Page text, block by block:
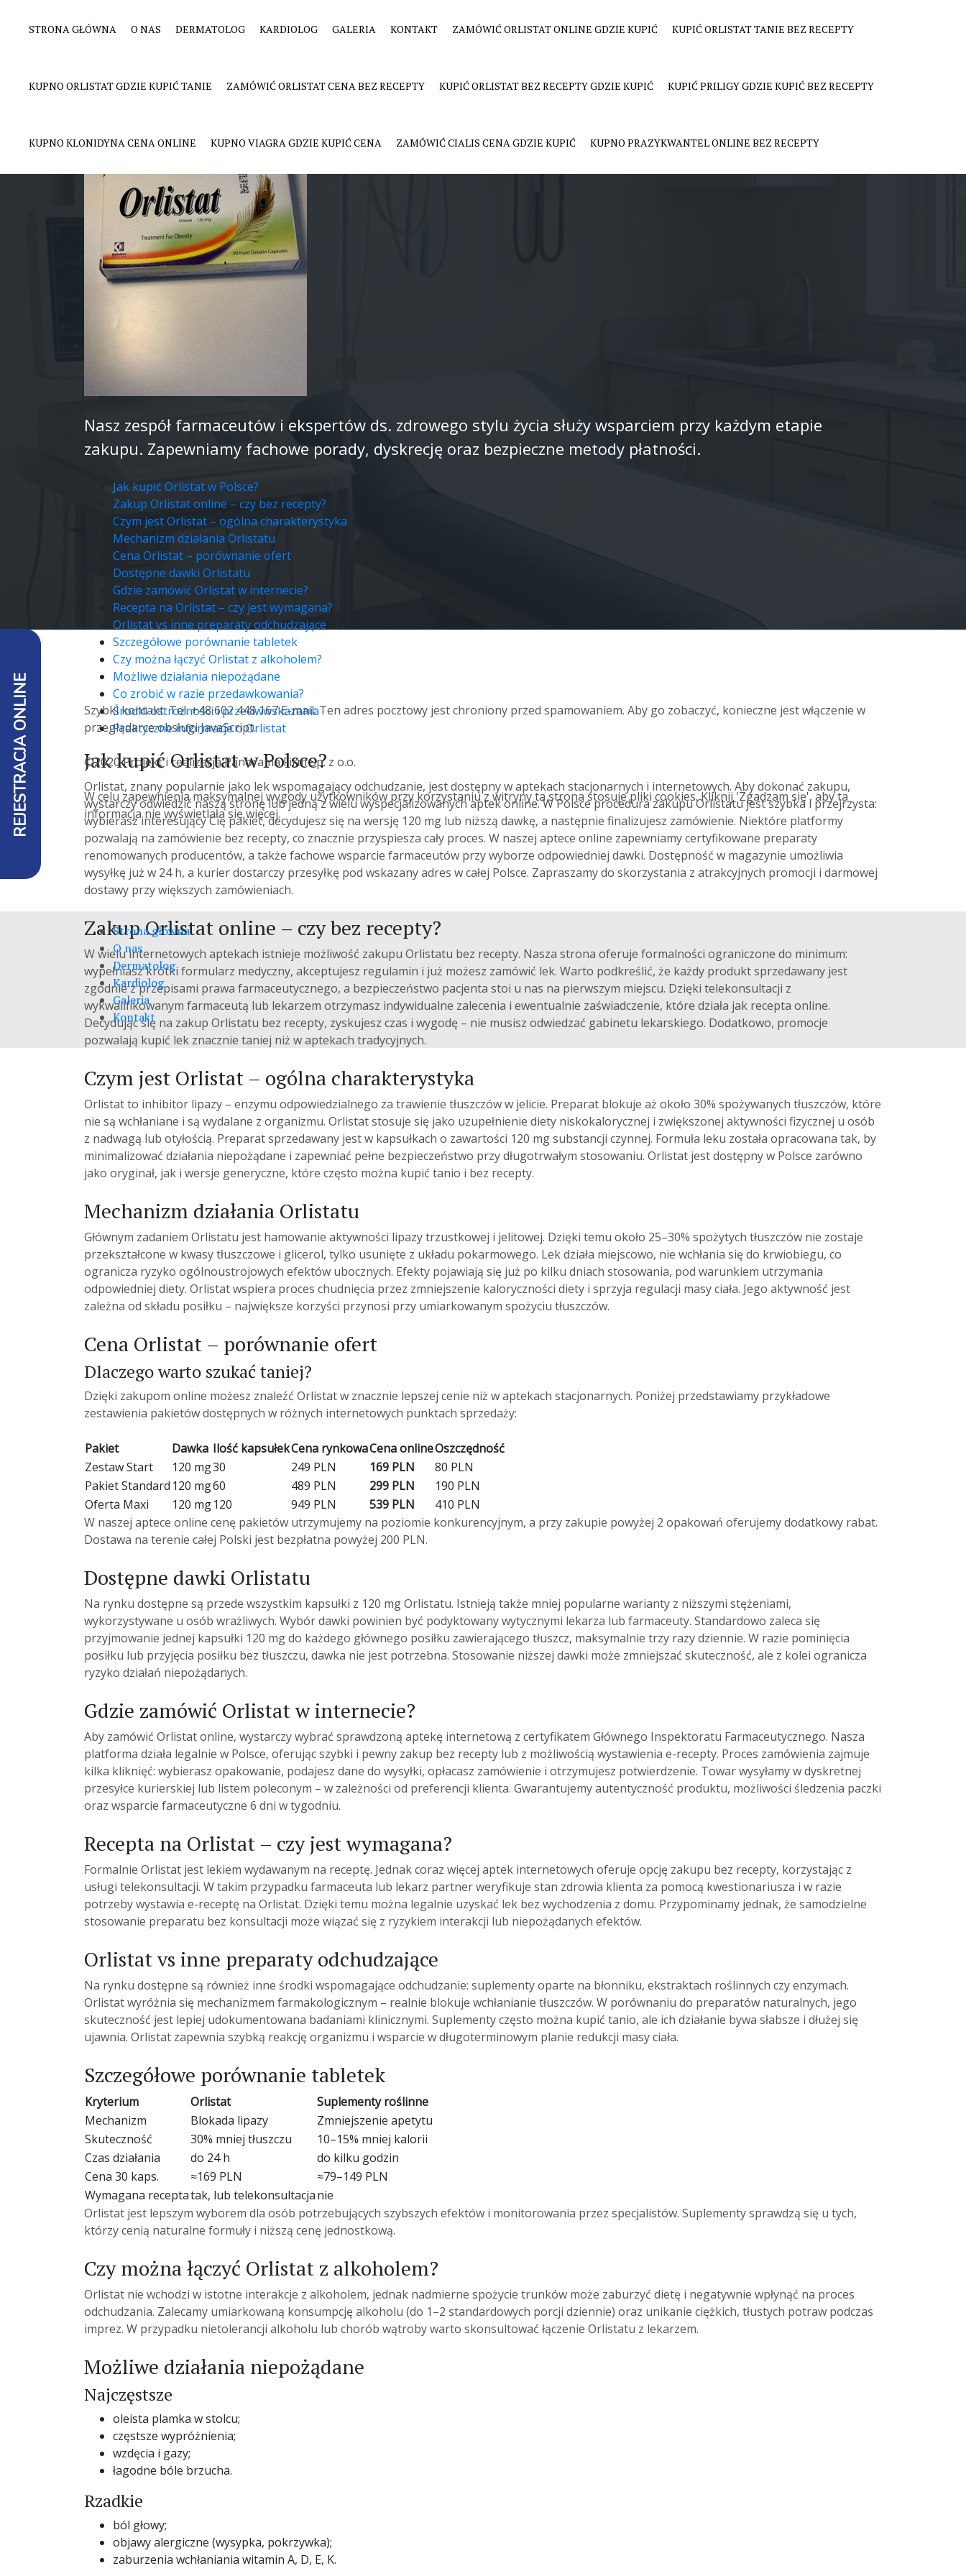
STRONA GŁÓWNA O NAS DERMATOLOG KARDIOLOG GALERIA KONTAKT ZAMÓWIĆ ORLISTAT ONLINE GDZIE KUPIĆ KUPIĆ ORLISTAT TANIE BEZ RECEPTY
KUPNO ORLISTAT GDZIE KUPIĆ TANIE ZAMÓWIĆ ORLISTAT CENA BEZ RECEPTY KUPIĆ ORLISTAT BEZ RECEPTY GDZIE KUPIĆ KUPIĆ PRILIGY GDZIE KUPIĆ BEZ RECEPTY
KUPNO KLONIDYNA CENA ONLINE KUPNO VIAGRA GDZIE KUPIĆ CENA ZAMÓWIĆ CIALIS CENA GDZIE KUPIĆ KUPNO PRAZYKWANTEL​ ONLINE BEZ RECEPTY
Kupić Orlistat tanie bez recepty
Nasz zespół farmaceutów i ekspertów ds. zdrowego stylu życia służy wsparciem przy każdym etapie
zakupu. Zapewniamy fachowe porady, dyskrecję oraz bezpieczne metody płatności.
Jak kupić Orlistat w Polsce?
Zakup Orlistat online – czy bez recepty?
Czym jest Orlistat – ogólna charakterystyka
Mechanizm działania Orlistatu
Cena Orlistat – porównanie ofert
Dostępne dawki Orlistatu
Gdzie zamówić Orlistat w internecie?
Recepta na Orlistat – czy jest wymagana?
Orlistat vs inne preparaty odchudzające
Szczegółowe porównanie tabletek
Czy można łączyć Orlistat z alkoholem?
Możliwe działania niepożądane
Co zrobić w razie przedawkowania?
Środki ostrożności i przeciwwskazania
Praktyczne informacje o Orlistat
Jak kupić Orlistat w Polsce?
Orlistat, znany popularnie jako lek wspomagający odchudzanie, jest dostępny w aptekach stacjonarnych i internetowych. Aby dokonać zakupu,
wystarczy odwiedzić naszą stronę lub jedną z wielu wyspecjalizowanych aptek online. W Polsce procedurazakupuOrlistatu jest szybka i przejrzysta:
wybierasz interesujący Cię pakiet, decydujesz się na wersję 120 mg lub niższą dawkę, a następnie finalizujesz zamówienie. Niektóre platformy
pozwalają na zamówienie bez recepty, co znacznie przyspiesza cały proces. W naszej aptece online zapewniamy certyfikowane preparaty
renomowanych producentów, a także fachowe wsparcie farmaceutów przy wyborze odpowiedniej dawki. Dostępność w magazynie umożliwia
wysyłkę już w 24 h, a kurier dostarczy przesyłkę pod wskazany adres w całej Polsce. Zapraszamy do skorzystania z atrakcyjnych promocji i darmowej
dostawy przy większych zamówieniach.
Zakup Orlistat online – czy bez recepty?
W wielu internetowych aptekach istnieje możliwość zakupu Orlistatu bez recepty. Nasza strona oferuje formalności ograniczone do minimum:
wypełniasz krótki formularz medyczny, akceptujesz regulamin i już możesz zamówić lek. Warto podkreślić, że każdy produkt sprzedawany jest
zgodnie z przepisami prawa farmaceutycznego, a bezpieczeństwo pacjenta stoi u nas na pierwszym miejscu. Dzięki telekonsultacji z
wykwalifikowanym farmaceutą lub lekarzem otrzymasz indywidualne zalecenia i ewentualnie zaświadczenie, które działa jak recepta online.
Decydując się na zakup Orlistatu bez recepty, zyskujesz czas i wygodę – nie musisz odwiedzać gabinetu lekarskiego. Dodatkowo, promocje
pozwalają kupić lek znacznie taniej niż w aptekach tradycyjnych.
Czym jest Orlistat – ogólna charakterystyka
Orlistat to inhibitor lipazy – enzymu odpowiedzialnego za trawienie tłuszczów w jelicie. Preparat blokuje aż około 30% spożywanych tłuszczów, które
nie są wchłaniane i są wydalane z organizmu. Orlistat stosuje się jako uzupełnienie diety niskokalorycznej i zwiększonej aktywności fizycznej u osób
z nadwagą lub otyłością. Preparat sprzedawany jest w kapsułkach o zawartości 120 mg substancji czynnej. Formuła leku została opracowana tak, by
minimalizować działania niepożądane i zapewniać pełne bezpieczeństwo przy długotrwałym stosowaniu. Orlistat jest dostępny w Polsce zarówno
jako oryginał, jak i wersje generyczne, które często można kupić tanio i bez recepty.
Mechanizm działania Orlistatu
Głównym zadaniem Orlistatu jest hamowanie aktywności lipazy trzustkowej i jelitowej. Dzięki temu około 25–30% spożytych tłuszczów nie zostaje
przekształcone w kwasy tłuszczowe i glicerol, tylko usunięte z układu pokarmowego. Lek działa miejscowo, nie wchłania się do krwiobiegu, co
ogranicza ryzyko ogólnoustrojowych efektów ubocznych. Efekty pojawiają się już po kilku dniach stosowania, pod warunkiem utrzymania
odpowiedniej diety. Orlistat wspiera proces chudnięcia przez zmniejszenie kaloryczności diety i sprzyja regulacji masy ciała. Jego aktywność jest
zależna od składu posiłku – największe korzyści przynosi przy umiarkowanym spożyciu tłuszczów.
Cena Orlistat – porównanie ofert
Dlaczego warto szukać taniej?
Dzięki zakupom online możesz znaleźć Orlistat w znacznie lepszej cenie niż w aptekach stacjonarnych. Poniżej przedstawiamy przykładowe
zestawienia pakietów dostępnych w różnych internetowych punktach sprzedaży:
Pakiet Dawka Ilość kapsułekCena rynkowaCena onlineOszczędność
Zestaw Start
120 mg30 249 PLN 169 PLN
80 PLN
Pakiet Standard 120 mg60 489 PLN 299 PLN
190 PLN
Oferta Maxi
120 mg120 949 PLN 539 PLN
410 PLN
W naszej aptece online cenę pakietów utrzymujemy na poziomie konkurencyjnym, a przy zakupie powyżej 2 opakowań oferujemy dodatkowy rabat.
Dostawa na terenie całej Polski jest bezpłatna powyżej 200 PLN.
Dostępne dawki Orlistatu
Na rynku dostępne są przede wszystkim kapsułki z 120 mg Orlistatu. Istnieją także mniej popularne warianty z niższymi stężeniami,
wykorzystywane u osób wrażliwych. Wybór dawki powinien być podyktowany wytycznymi lekarza lub farmaceuty. Standardowo zaleca się
przyjmowanie jednej kapsułki 120 mg do każdego głównego posiłku zawierającego tłuszcz, maksymalnie trzy razy dziennie. W razie pominięcia
posiłku lub przyjęcia posiłku bez tłuszczu, dawka nie jest potrzebna. Stosowanie niższej dawki może zmniejszać skuteczność, ale z kolei ogranicza
ryzyko działań niepożądanych.
Gdzie zamówić Orlistat w internecie?
Aby zamówić Orlistatonline, wystarczy wybrać sprawdzoną aptekę internetową z certyfikatem Głównego Inspektoratu Farmaceutycznego. Nasza
platforma działa legalnie w Polsce, oferując szybki i pewny zakup bez recepty lub z możliwością wystawienia e-recepty. Proces zamówienia zajmuje
kilka kliknięć: wybierasz opakowanie, podajesz dane do wysyłki, opłacasz zamówienie i otrzymujesz potwierdzenie. Towar wysyłamy w dyskretnej
przesyłce kurierskiej lub listem poleconym – w zależności od preferencji klienta. Gwarantujemy autentyczność produktu, możliwości śledzenia paczki
oraz wsparcie farmaceutyczne 6 dni w tygodniu.
Recepta na Orlistat – czy jest wymagana?
Formalnie Orlistat jest lekiem wydawanym na receptę. Jednak coraz więcej aptek internetowych oferuje opcję zakupu bez recepty, korzystając z
usługi telekonsultacji. W takim przypadku farmaceuta lub lekarz partner weryfikuje stan zdrowia klienta za pomocą kwestionariusza i w razie
potrzeby wystawia e-receptę na Orlistat. Dzięki temu można legalnie uzyskać lek bez wychodzenia z domu. Przypominamy jednak, że samodzielne
stosowanie preparatu bez konsultacji może wiązać się z ryzykiem interakcji lub niepożądanych efektów.
Orlistat vs inne preparaty odchudzające
Na rynku dostępne są również inne środki wspomagające odchudzanie: suplementy oparte na błonniku, ekstraktach roślinnych czy enzymach.
Orlistat wyróżnia się mechanizmem farmakologicznym – realnie blokuje wchłanianie tłuszczów. W porównaniu do preparatów naturalnych, jego
skuteczność jest lepiej udokumentowana badaniami klinicznymi. Suplementy często można kupić tanio, ale ich działanie bywa słabsze i dłużej się
ujawnia. Orlistat zapewnia szybką reakcję organizmu i wsparcie w długoterminowym planie redukcji masy ciała.
Szczegółowe porównanie tabletek
Kryterium Orlistat
Suplementy roślinne
Mechanizm
Blokada lipazy
Zmniejszenie apetytu
Skuteczność
30% mniej tłuszczu
10–15% mniej kalorii
Czas działania
do 24 h
do kilku godzin
Cena 30 kaps.
≈169 PLN
≈79–149 PLN
Wymagana receptatak, lub telekonsultacjanie
Orlistat jest lepszym wyborem dla osób potrzebujących szybszych efektów i monitorowania przez specjalistów. Suplementy sprawdzą się u tych,
którzy cenią naturalne formuły i niższą cenę jednostkową.
Czy można łączyć Orlistat z alkoholem?
Orlistat nie wchodzi w istotne interakcje z alkoholem, jednak nadmierne spożycie trunków może zaburzyć dietę i negatywnie wpłynąć na proces
odchudzania. Zalecamy umiarkowaną konsumpcję alkoholu (do 1–2 standardowych porcji dziennie) oraz unikanie ciężkich, tłustych potraw podczas
imprez. W przypadku nietolerancji alkoholu lub chorób wątroby warto skonsultować łączenie Orlistatu z lekarzem.
Możliwe działania niepożądane
Najczęstsze
oleista plamka w stolcu;
częstsze wypróżnienia;
wzdęcia i gazy;
łagodne bóle brzucha.
Rzadkie
ból głowy;
objawy alergiczne (wysypka, pokrzywka);
zaburzenia wchłaniania witamin A, D, E, K.
Szybki kontakt: Tel. +48 602 448 167 E-mail: Ten adres pocztowy jest chroniony przed spamowaniem. Aby go zobaczyć, konieczne jest włączenie w
przeglądarce obsługi JavaScript.
©2020 Projekt i realizacja Panorama Firm Sp. z o.o.
W celu zapewnienia maksymalnej wygody użytkowników przy korzystaniu z witryny ta strona stosuje pliki cookies. Kliknij 'Zgadzam się', aby ta
informacja nie wyświetlała się więcej.
Strona główna
O nas
Dermatolog
Kardiolog
Galeria
Kontakt
REJESTRACJA ONLINE